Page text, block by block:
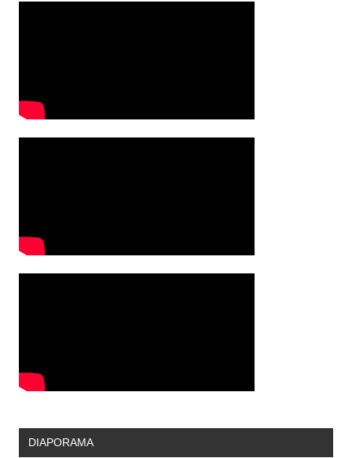
DIAPORAMA